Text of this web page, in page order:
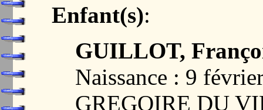
Enfant(s):
GUILLOT,
Naissance : 9
GREGOIRE DU